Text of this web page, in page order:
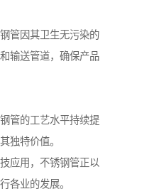
管因其卫生无污染的
输送管道，确保产品
管的工艺水平持续提
独特价值。
应用，不锈钢管正以
各业的发展。